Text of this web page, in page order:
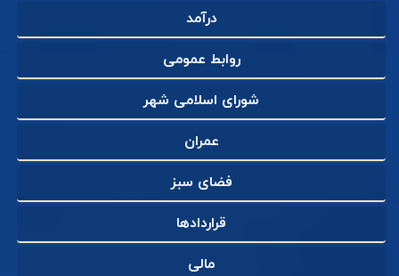
درآمد
روابط عمومی
شورای اسلامی شهر
عمران
فضای سبز
قراردادها
مالی